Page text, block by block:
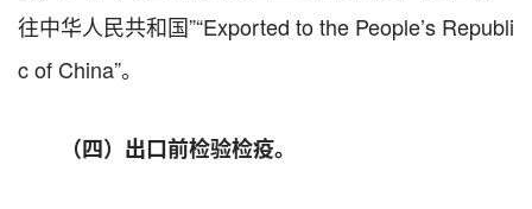
往中华人民共和国”“Exported to the People’s Republi
c of China”。
（四）出口前检验检疫。